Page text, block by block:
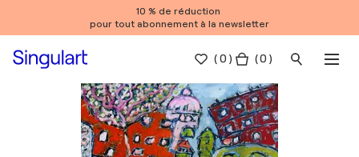
10 % de réduction
pour tout abonnement à la newsletter
(0 ) ( 0 )